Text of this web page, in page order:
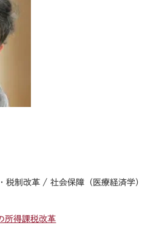
税制改革 社会保障（医療経済学）
所得課税改革